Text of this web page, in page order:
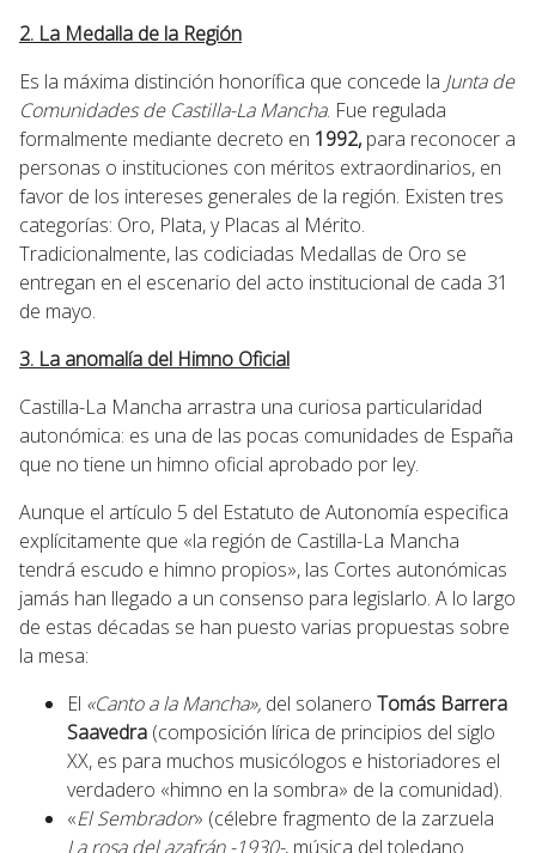
2. La Medalla de la Región
Es la máxima distinción honorífica que concede la Junta de
Comunidades de Castilla-La Mancha. Fue regulada
formalmente mediante decreto en 1992, para reconocer a
personas o instituciones con méritos extraordinarios, en
favor de los intereses generales de la región. Existen tres
categorías: Oro, Plata, y Placas al Mérito.
Tradicionalmente, las codiciadas Medallas de Oro se
entregan en el escenario del acto institucional de cada 31
de mayo.
3. La anomalía del Himno Oficial
Castilla-La Mancha arrastra una curiosa particularidad
autonómica: es una de las pocas comunidades de España
que no tiene un himno oficial aprobado por ley.
Aunque el artículo 5 del Estatuto de Autonomía especifica
explícitamente que «la región de Castilla-La Mancha
tendrá escudo e himno propios», las Cortes autonómicas
jamás han llegado a un consenso para legislarlo. A lo largo
de estas décadas se han puesto varias propuestas sobre
la mesa:
El «Canto a la Mancha», del solanero Tomás Barrera
Saavedra (composición lírica de principios del siglo
XX, es para muchos musicólogos e historiadores el
verdadero «himno en la sombra» de la comunidad).
«El Sembrador» (célebre fragmento de la zarzuela
La rosa del azafrán -1930-, música del toledano